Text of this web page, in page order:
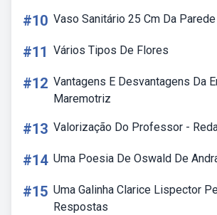
#10 Vaso Sanitário 25 Cm Da Parede
#11 Vários Tipos De Flores
#12 Vantagens E Desvantagens Da
Maremotriz
#13 Valorização Do Professor -
#14 Uma Poesia De Oswald De
#15 Uma Galinha Clarice Lispector
Respostas